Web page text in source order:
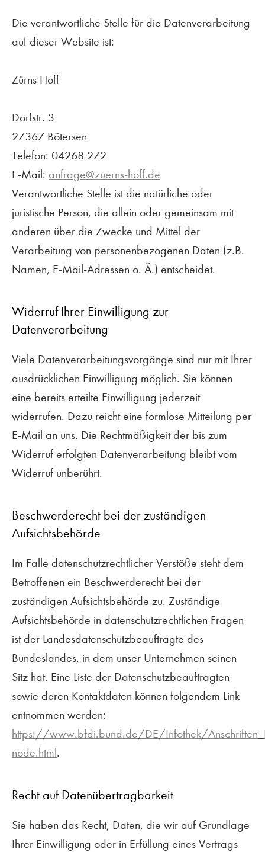
Die verantwortliche Stelle für die Datenverarbeitung
auf dieser Website ist:
Zürns Hoff
Dorfstr. 3
27367 Bötersen
Telefon: 04268 272
E-Mail: anfrage@zuerns-hoff.de
Verantwortliche Stelle ist die natürliche oder
juristische Person, die allein oder gemeinsam mit
anderen über die Zwecke und Mittel der
Verarbeitung von personenbezogenen Daten (z.B.
Namen, E-Mail-Adressen o. Ä.) entscheidet.
Widerruf Ihrer Einwilligung zur
Datenverarbeitung
Viele Datenverarbeitungsvorgänge sind nur mit Ihrer
ausdrücklichen Einwilligung möglich. Sie können
eine bereits erteilte Einwilligung jederzeit
widerrufen. Dazu reicht eine formlose Mitteilung per
E-Mail an uns. Die Rechtmäßigkeit der bis zum
Widerruf erfolgten Datenverarbeitung bleibt vom
Widerruf unberührt.
Beschwerderecht bei der zuständigen
Aufsichtsbehörde
Im Falle datenschutzrechtlicher Verstöße steht dem
Betroffenen ein Beschwerderecht bei der
zuständigen Aufsichtsbehörde zu. Zuständige
Aufsichtsbehörde in datenschutzrechtlichen Fragen
ist der Landesdatenschutzbeauftragte des
Bundeslandes, in dem unser Unternehmen seinen
Sitz hat. Eine Liste der Datenschutzbeauftragten
sowie deren Kontaktdaten können folgendem Link
entnommen werden:
https://www.bfdi.bund.de/DE/Infothek/
node.html .
Recht auf Datenübertragbarkeit
Sie haben das Recht, Daten, die wir auf Grundlage
Ihrer Einwilligung oder in Erfüllung eines Vertrags